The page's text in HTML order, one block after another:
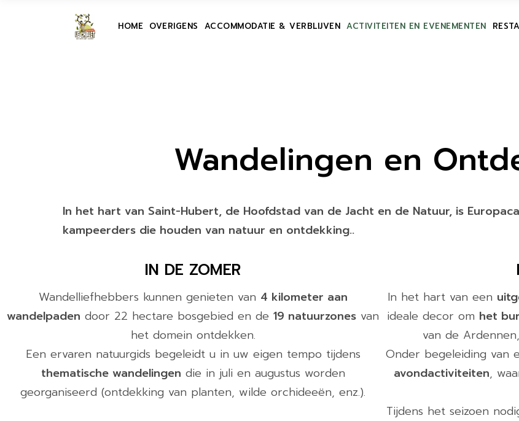
HOME OVERIGENS ACCOMMODATIE & VERBLIJVEN ACTIVITEITEN EN EVENEMENTEN
EUROPACAMPWOONLOCATIES
Wandelingen en
In het hart van Saint-Hubert, de Hoofdstad van de Jacht en de Natuur, is
kampeerders die houden van natuur en ontdekking..
IN DE ZOMER
Wandelliefhebbers kunnen genieten van 4 kilometer aan
wandelpaden door 22 hectare bosgebied en de19 natuurzones van
het domein ontdekken.
Een ervaren natuurgids begeleidt u in uw eigen tempo tijdens
thematische wandelingen die in juli en augustus worden
georganiseerd (ontdekking van planten, wilde orchideeën, enz.).
In het hart van een
ideale decor om het
van de Ardennen,
Onder begeleiding van
avondactiviteiten,
Tijdens het seizoen